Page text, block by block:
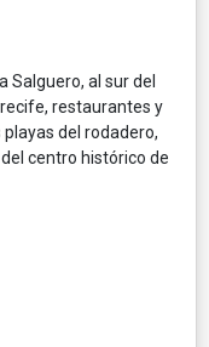
Salguero, al sur del
restaurantes y
del rodadero,
centro histórico de